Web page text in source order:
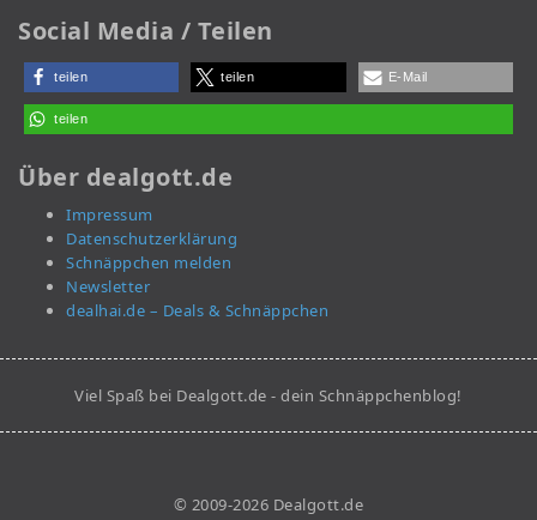
Social Media / Teilen
teilen teilen E-Mail
teilen
Über dealgott.de
Impressum
Datenschutzerklärung
Schnäppchen melden
Newsletter
dealhai.de – Deals & Schnäppchen
Viel Spaß bei Dealgott.de - dein Schnäppchenblog!
© 2009-2026 Dealgott.de